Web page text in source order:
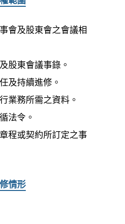
會及股東會之會議相
股東會議事錄。
及持續進修。
業務所需之資料。
法令。
程或契約所訂定之事
情形